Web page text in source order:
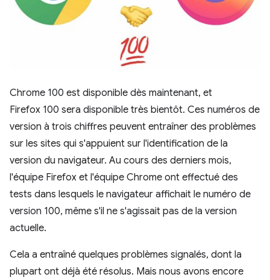
Chrome 100 est disponible dès maintenant, et
Firefox 100 sera disponible très bientôt. Ces numéros de
version à trois chiffres peuvent entraîner des problèmes
sur les sites qui s'appuient sur l'identification de la
version du navigateur. Au cours des derniers mois,
l'équipe Firefox et l'équipe Chrome ont effectué des
tests dans lesquels le navigateur affichait le numéro de
version 100, même s'il ne s'agissait pas de la version
actuelle.
Cela a entraîné quelques problèmes signalés, dont la
plupart ont déjà été résolus. Mais nous avons encore